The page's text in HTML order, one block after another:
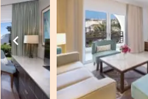
פופולרי לשנורקלינג. מקום האירוח נמצא במרחק של 2.3 ק"מ
מחוף גרדנס ביי (Gardens Bay) ו-11 ק"מ מכיכר סוהו שארם
א-שייח (SOHO Square Sharm El Sheikh). נמל התעופה
הבינלאומי של שארם א-שייח,
של 15 ק"מ. אפשר להזמין שירות הסעות בתשלום